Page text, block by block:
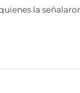
la